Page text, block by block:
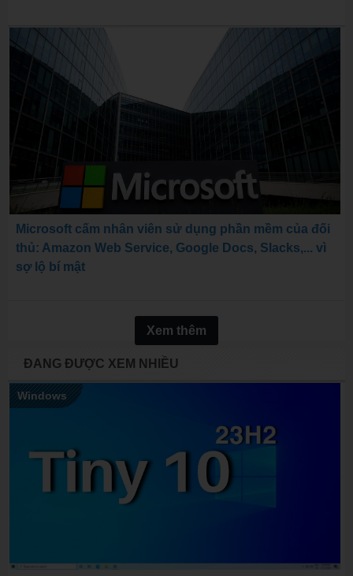
Microsoft cấm nhân viên sử dụng phần mềm của đối
thủ: Amazon Web Service, Google Docs, Slacks,... vì
sợ lộ bí mật
Xem thêm
ĐANG ĐƯỢC XEM NHIỀU
Windows